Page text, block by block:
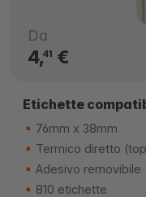
Da
4,41 €
Etichette
76mm x 38mm
Termico diretto
Adesivo removibile
810 etichette